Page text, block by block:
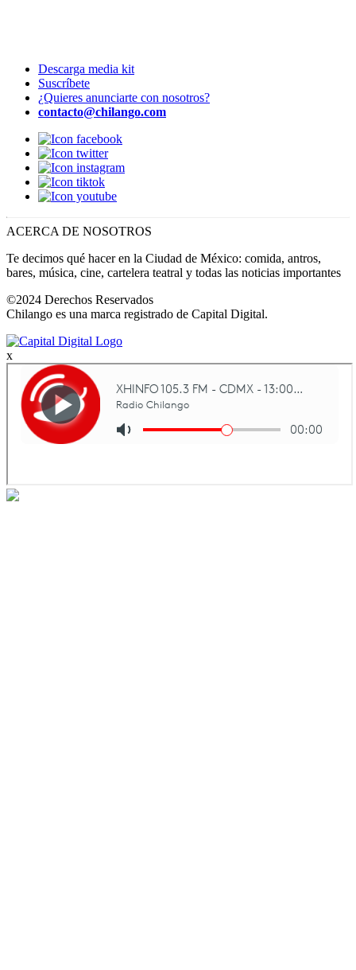
Descarga media kit
Suscríbete
¿Quieres anunciarte con nosotros?
contacto@chilango.com
ACERCA DE NOSOTROS
Te decimos qué hacer en la Ciudad de México: comida, antros,
bares, música, cine, cartelera teatral y todas las noticias importantes
©2024 Derechos Reservados
Chilango es una marca registrado de Capital Digital.
x